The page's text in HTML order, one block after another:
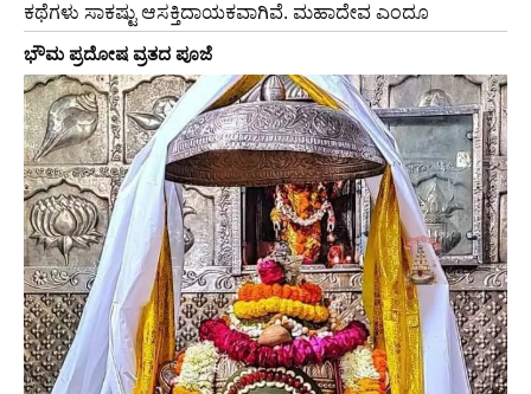
ಕಥೆಗಳು ಸಾಕಷ್ಟು ಆಸಕ್ತಿದಾಯಕವಾಗಿವೆ. ಮಹಾದೇವ ಎಂದೂ
ಭೌಮ ಪ್ರದೋಷ ವ್ರತದ ಪೂಜೆ